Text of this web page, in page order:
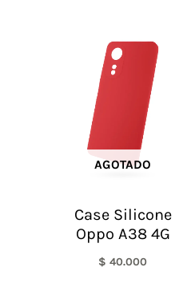
AGOTADO
Case Silicone
Oppo A38 4G
$ 40.000